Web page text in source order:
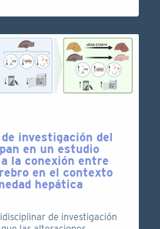
investigación del
en un estudio
la conexión entre
en el contexto
hepática
de investigación